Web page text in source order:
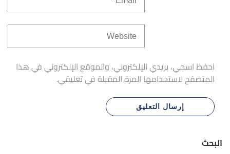
احفظ اسمي، بريدي الإلكتروني، والموقع الإلكتروني في هذا
المتصفح لاستخدامها المرة المقبلة في تعليقي.
البحث